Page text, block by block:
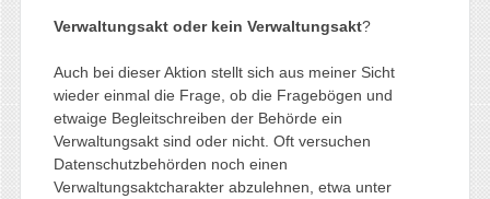
Verwaltungsakt oder kein Verwaltungsakt?
Auch bei dieser Aktion stellt sich aus meiner Sicht
wieder einmal die Frage, ob die Fragebögen und
etwaige Begleitschreiben der Behörde ein
Verwaltungsakt sind oder nicht. Oft versuchen
Datenschutzbehörden noch einen
Verwaltungsaktcharakter abzulehnen, etwa unter